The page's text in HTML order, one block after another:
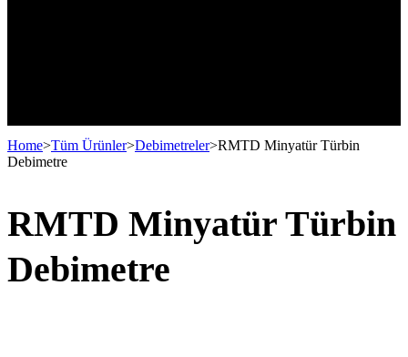
Home>Tüm Ürünler>Debimetreler>RMTD Minyatür Türbin
Debimetre
RMTD Minyatür Türbin
Debimetre